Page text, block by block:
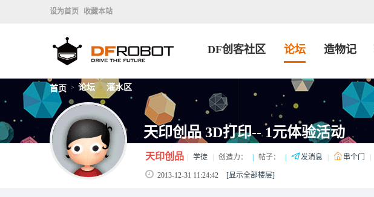
设为首页 收藏本站
DF创客社区 论坛 造物记
首页 > 论坛 > 灌水区
天印创品 3D打印-- 1元体验活动
天印创品 学徒 创造力： 帖子： 发消息 串个门
2013-12-31 11:24:42 [显示全部楼层]